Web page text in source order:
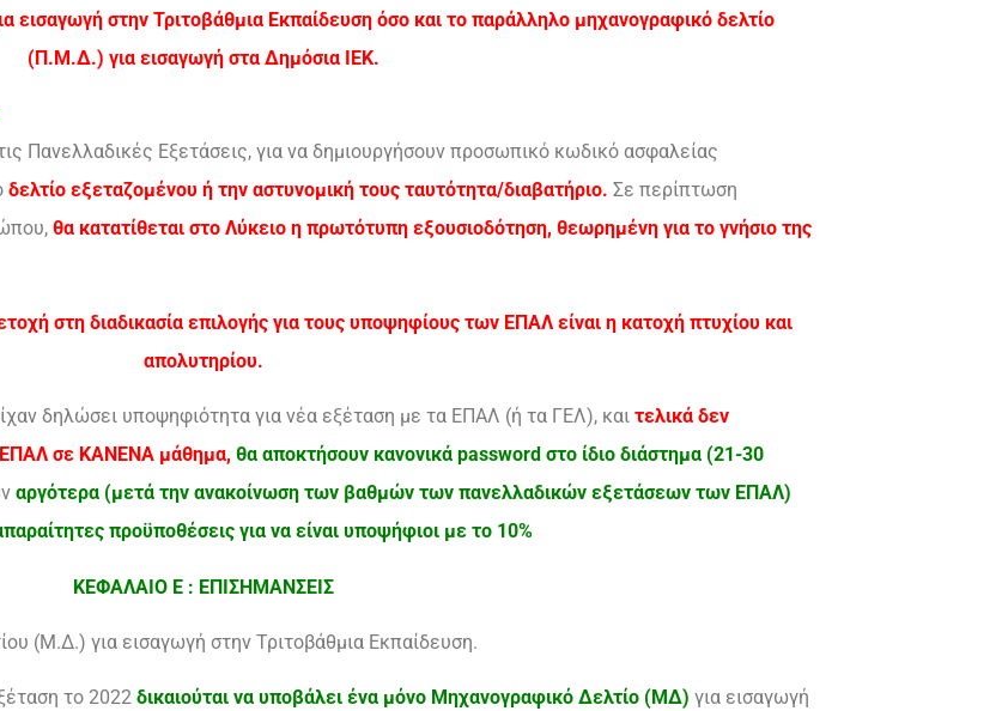
στην Τριτοβάθμια Εκπαίδευση όσο και το παράλληλο μηχανογραφικό δελτίο
(Π.Μ.Δ.) για εισαγωγή στα Δημόσια ΙΕΚ.
Πανελλαδικές Εξετάσεις, για να δημιουργήσουν προσωπικό κωδικό ασφαλείας
δελτίο εξεταζομένου ή την αστυνομική τους ταυτότητα/διαβατήριο. Σε περίπτωση
θα κατατίθεται στο Λύκειο η πρωτότυπη εξουσιοδότηση, θεωρημένη για το γνήσιο της
στη διαδικασία επιλογής για τους υποψηφίους των ΕΠΑΛ είναι η κατοχή πτυχίου και
απολυτηρίου.
δηλώσει υποψηφιότητα για νέα εξέταση με τα ΕΠΑΛ (ή τα ΓΕΛ), και τελικά δεν
ΕΠΑΛ σε ΚΑΝΕΝΑ μάθημα, θα αποκτήσουν κανονικά password στο ίδιο διάστημα (21-30
αργότερα (μετά την ανακοίνωση των βαθμών των πανελλαδικών εξετάσεων των ΕΠΑΛ)
προϋποθέσεις για να είναι υποψήφιοι με το 10%
ΚΕΦΑΛΑΙΟ Ε : ΕΠΙΣΗΜΑΝΣΕΙΣ
(Μ.Δ.) για εισαγωγή στην Τριτοβάθμια Εκπαίδευση.
το 2022 δικαιούται να υποβάλει ένα μόνο Μηχανογραφικό Δελτίο (ΜΔ) για εισαγωγή